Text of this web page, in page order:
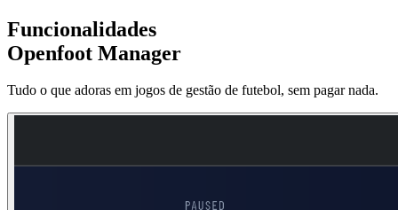
Funcionalidades
Openfoot Manager
Tudo o que adoras em jogos de gestão de futebol, sem pagar nada.